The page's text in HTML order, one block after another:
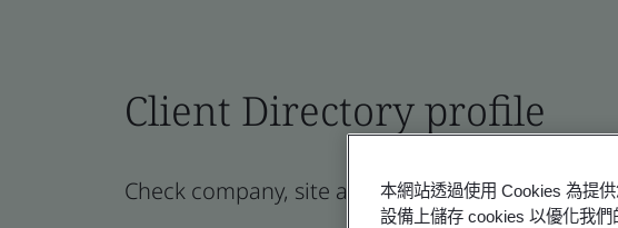
Client Directory profile
Check company, site and product certificates -
本網站透過使用 Cookies 為提
設備上儲存 cookies 以優化我